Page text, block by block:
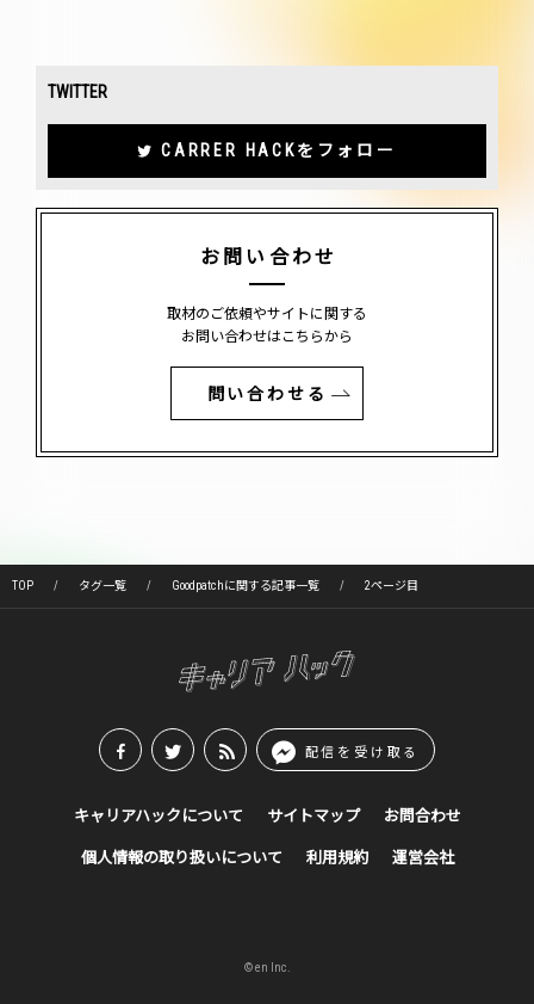
TWITTER
CARRER HACKをフォロー
お問い合わせ
取材のご依頼やサイトに関する
お問い合わせはこちらから
問い合わせる
TOP タグ一覧 Goodpatchに関する記事一覧 2ページ目
配信を受け取る
キャリアハックについて サイトマップ お問合わせ
個人情報の取り扱いについて 利用規約 運営会社
© en Inc.